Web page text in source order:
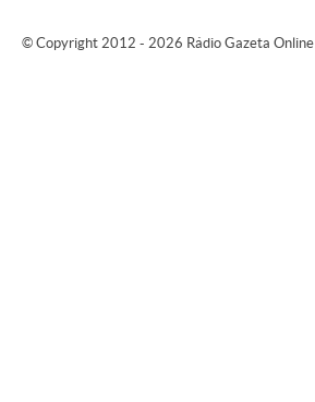
© Copyright 2012 - 2026 Rádio Gazeta Online